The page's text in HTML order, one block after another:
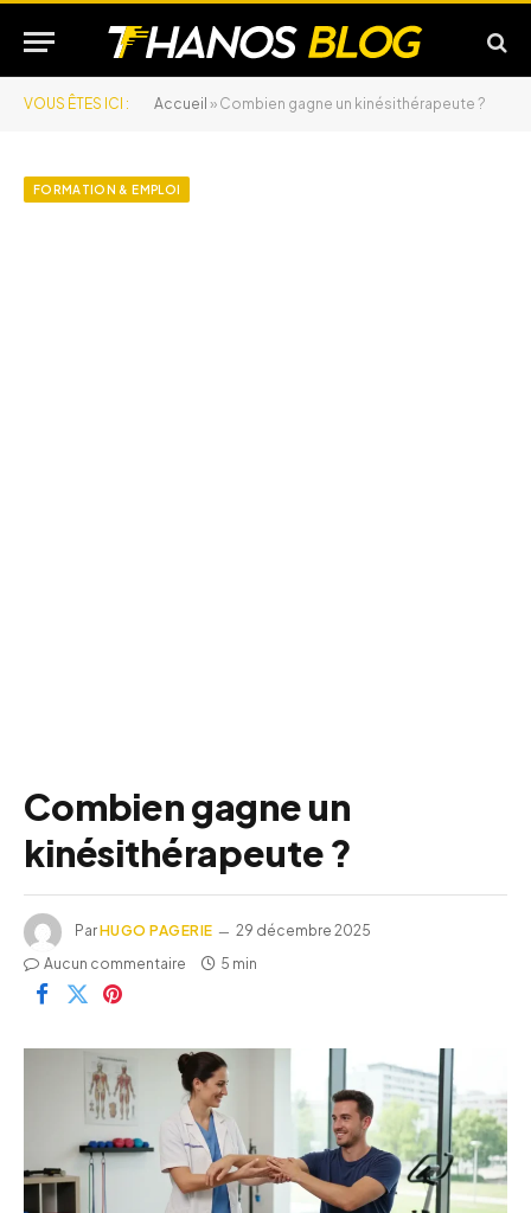
VOUS ÊTES ICI : Accueil » Combien gagne un kinésithérapeute ?
FORMATION & EMPLOI
Combien gagne un
kinésithérapeute ?
ParHUGO PAGERIE
29 décembre 2025
Aucun commentaire
5 min